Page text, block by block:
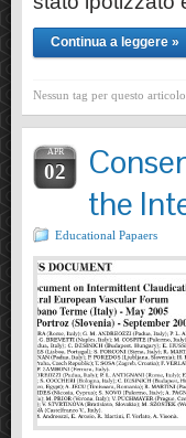
Continua a leggere »
Nessun tag per questo articolo
APR
02
the
Educational Papaers